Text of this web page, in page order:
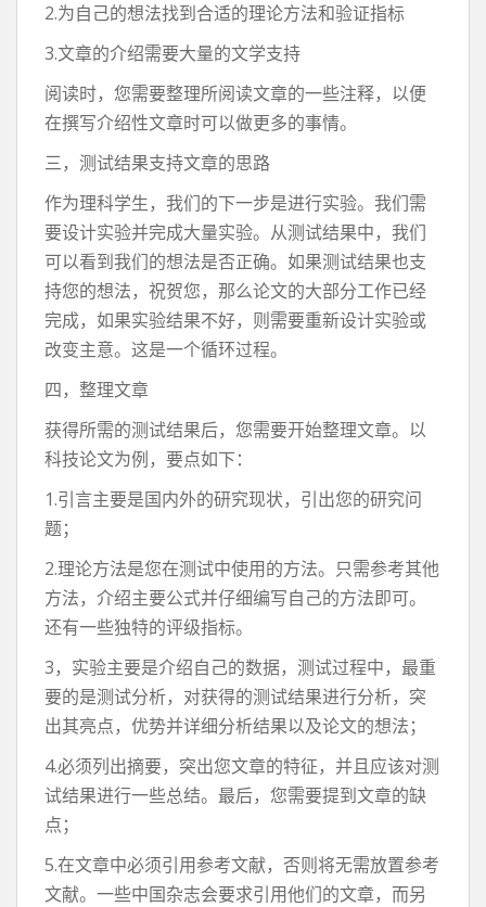
2.为自己的想法找到合适的理论方法和验证指标
3.文章的介绍需要大量的文学支持
阅读时，您需要整理所阅读文章的一些注释，以便
在撰写介绍性文章时可以做更多的事情。
三，测试结果支持文章的思路
作为理科学生，我们的下一步是进行实验。我们需
要设计实验并完成大量实验。从测试结果中，我们
可以看到我们的想法是否正确。如果测试结果也支
持您的想法，祝贺您，那么论文的大部分工作已经
完成，如果实验结果不好，则需要重新设计实验或
改变主意。这是一个循环过程。
四，整理文章
获得所需的测试结果后，您需要开始整理文章。以
科技论文为例，要点如下：
1.引言主要是国内外的研究现状，引出您的研究问
题；
2.理论方法是您在测试中使用的方法。只需参考其他
方法，介绍主要公式并仔细编写自己的方法即可。
还有一些独特的评级指标。
3，实验主要是介绍自己的数据，测试过程中，最重
要的是测试分析，对获得的测试结果进行分析，突
出其亮点，优势并详细分析结果以及论文的想法；
4.必须列出摘要，突出您文章的特征，并且应该对测
试结果进行一些总结。最后，您需要提到文章的缺
点；
5.在文章中必须引用参考文献，否则将无需放置参考
文献。一些中国杂志会要求引用他们的文章，而另